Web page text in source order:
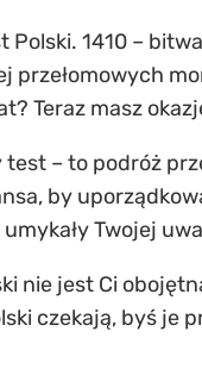
Polski. 1410 –
przełomowych
Teraz masz
test – to podróż
by
Twojej
nie jest Ci
czekają, byś je